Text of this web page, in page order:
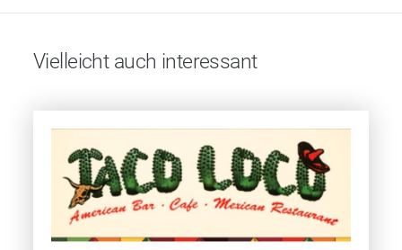
Vielleicht auch interessant